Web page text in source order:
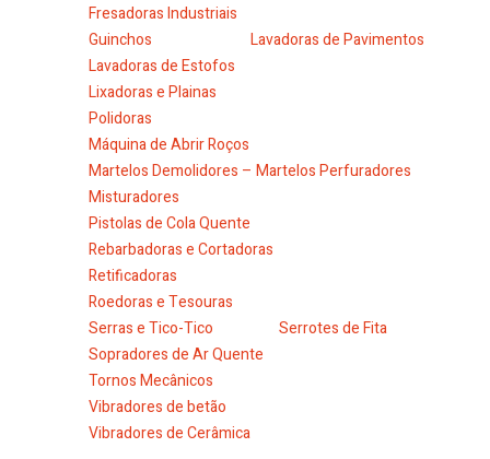
Fresadoras Industriais
Guinchos
Lavadoras de Pavimentos
Lavadoras de Estofos
Lixadoras e Plainas
Polidoras
Máquina de Abrir Roços
Martelos Demolidores – Martelos Perfuradores
Misturadores
Pistolas de Cola Quente
Rebarbadoras e Cortadoras
Retificadoras
Roedoras e Tesouras
Serras e Tico-Tico
Serrotes de Fita
Sopradores de Ar Quente
Tornos Mecânicos
Vibradores de betão
Vibradores de Cerâmica